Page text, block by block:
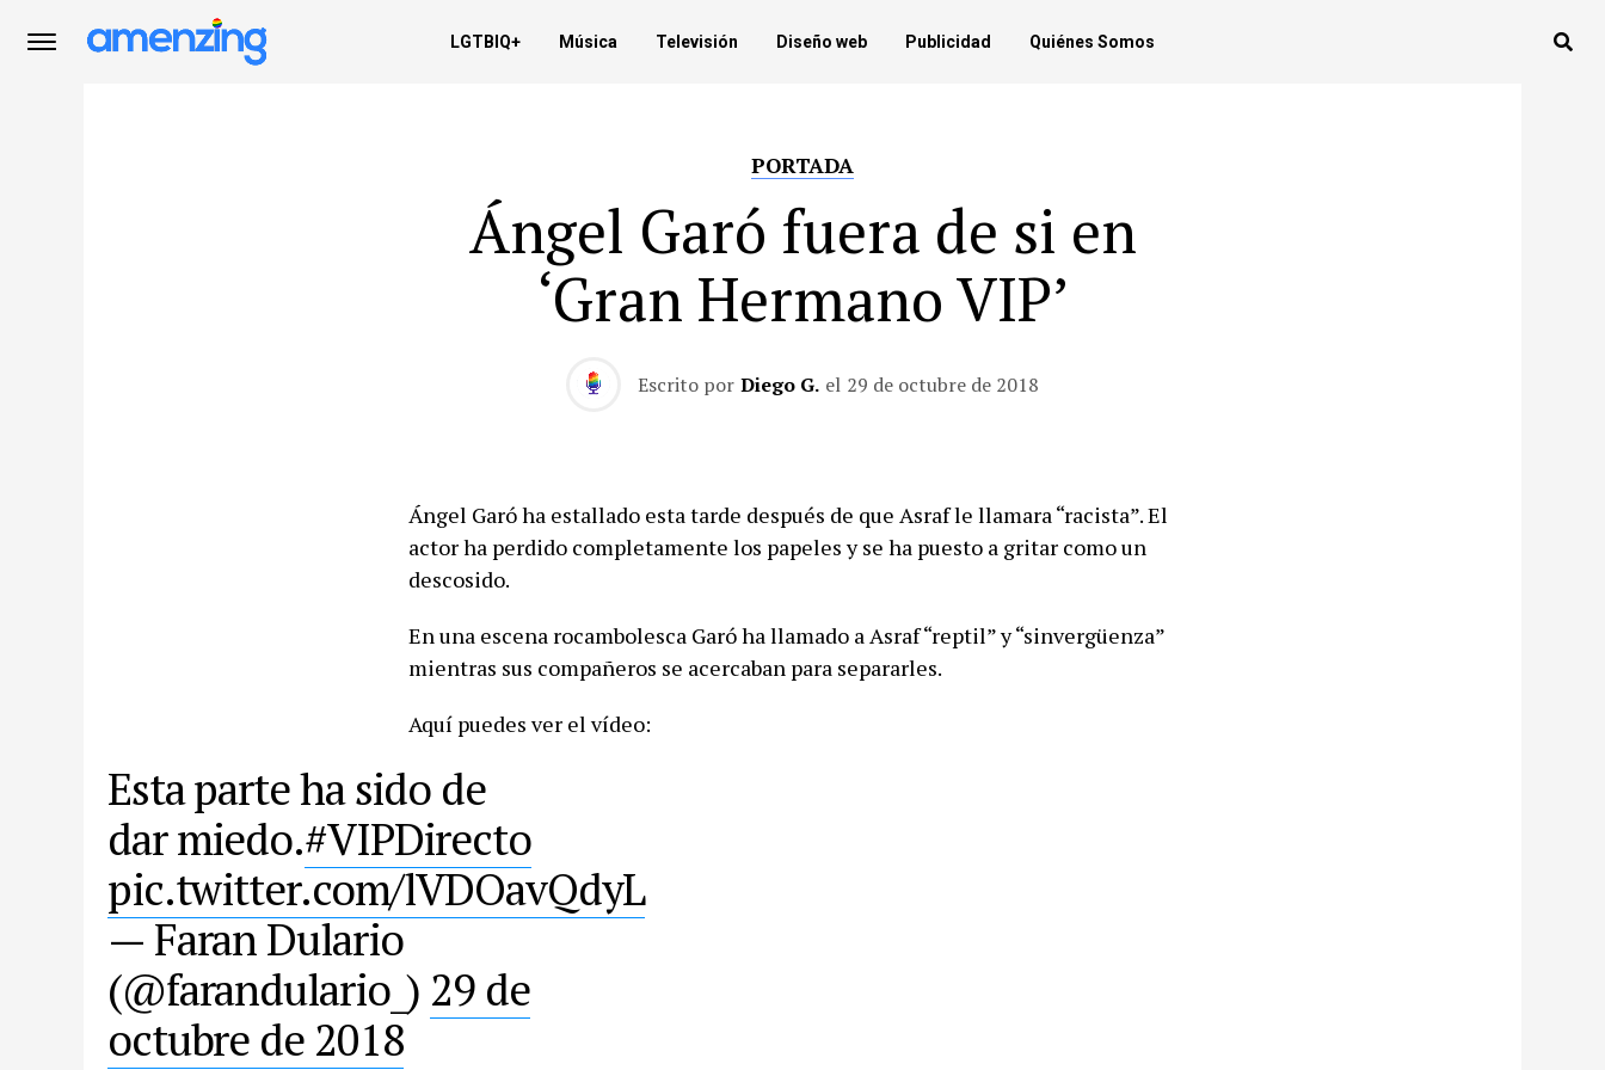
LGTBIQ+ Música Televisión Diseño web Publicidad Quiénes Somos
PORTADA
Ángel Garó fuera de si en
‘Gran Hermano VIP’
Escrito por Diego G. el 29 de octubre de 2018
Ángel Garó ha estallado esta tarde después de que Asraf le llamara “racista”. El
actor ha perdido completamente los papeles y se ha puesto a gritar como un
descosido.
En una escena rocambolesca Garó ha llamado a Asraf “reptil” y “sinvergüenza”
mientras sus compañeros se acercaban para separarles.
Aquí puedes ver el vídeo:
Esta parte ha sido de
dar miedo.#VIPDirecto
pic.twitter.com/lVDOavQdyL
— Faran Dulario
(@farandulario_) 29 de
octubre de 2018